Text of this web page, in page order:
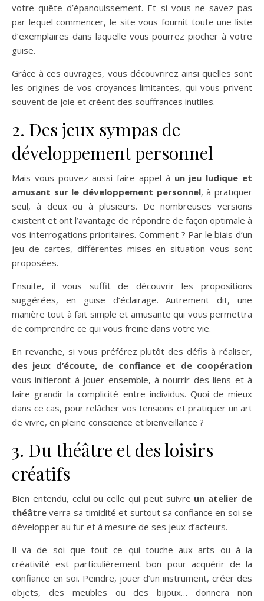
votre quête d’épanouissement. Et si vous ne savez pas
par lequel commencer, le site vous fournit toute une liste
d’exemplaires dans laquelle vous pourrez piocher à votre
guise.
Grâce à ces ouvrages, vous découvrirez ainsi quelles sont
les origines de vos croyances limitantes, qui vous privent
souvent de joie et créent des souffrances inutiles.
2. Des jeux sympas de
développement personnel
Mais vous pouvez aussi faire appel à un jeu ludique et
amusant sur le développement personnel, à pratiquer
seul, à deux ou à plusieurs. De nombreuses versions
existent et ont l’avantage de répondre de façon optimale à
vos interrogations prioritaires. Comment ? Par le biais d’un
jeu de cartes, différentes mises en situation vous sont
proposées.
Ensuite, il vous suffit de découvrir les propositions
suggérées, en guise d’éclairage. Autrement dit, une
manière tout à fait simple et amusante qui vous permettra
de comprendre ce qui vous freine dans votre vie.
En revanche, si vous préférez plutôt des défis à réaliser,
des jeux d’écoute, de confiance et de coopération
vous initieront à jouer ensemble, à nourrir des liens et à
faire grandir la complicité entre individus. Quoi de mieux
dans ce cas, pour relâcher vos tensions et pratiquer un art
de vivre, en pleine conscience et bienveillance ?
3. Du théâtre et des loisirs
créatifs
Bien entendu, celui ou celle qui peut suivre un atelier de
théâtre verra sa timidité et surtout sa confiance en soi se
développer au fur et à mesure de ses jeux d’acteurs.
Il va de soi que tout ce qui touche aux arts ou à la
créativité est particulièrement bon pour acquérir de la
confiance en soi. Peindre, jouer d’un instrument, créer des
objets, des meubles ou des bijoux… donnera non